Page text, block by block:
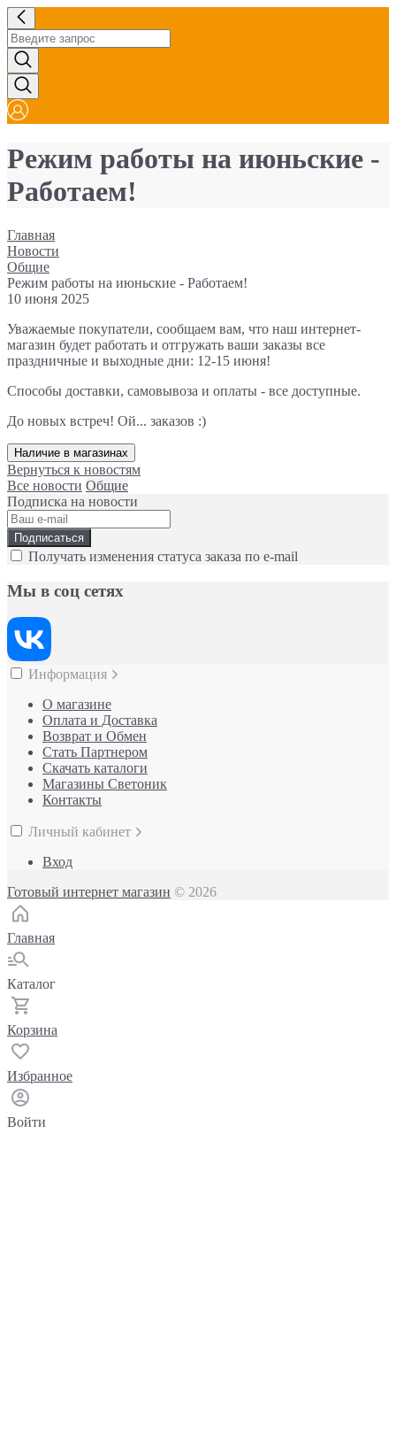
Режим работы на июньские -
Работаем!
Главная
Новости
Общие
Режим работы на июньские - Работаем!
10 июня 2025
Уважаемые покупатели, сообщаем вам, что наш интернет-
магазин будет работать и отгружать ваши заказы все
праздничные и выходные дни: 12-15 июня!
Способы доставки, самовывоза и оплаты - все доступные.
До новых встреч! Ой... заказов :)
Наличие в магазинах
Вернуться к новостям
Все новости Общие
Подписка на новости
Подписаться
Получать изменения статуса заказа по e-mail
Мы в соц сетях
Информация
О магазине
Оплата и Доставка
Возврат и Обмен
Стать Партнером
Скачать каталоги
Магазины Светоник
Контакты
Личный кабинет
Вход
Готовый интернет магазин © 2026
Главная
Каталог
Корзина
Избранное
Войти